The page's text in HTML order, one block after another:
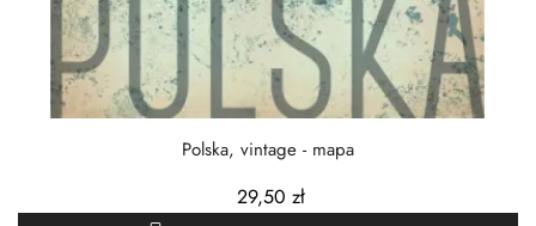
Polska, vintage - mapa
29,50 zł